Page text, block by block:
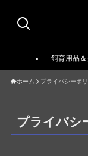
飼育用品
ホーム プライバシーポ
プライバシ